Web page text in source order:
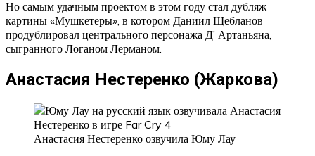
Но самым удачным проектом в этом году стал дубляж
картины «Мушкетеры», в котором Даниил Щебланов
продублировал центрального персонажа Д’ Артаньяна,
сыгранного Логаном Лерманом.
Анастасия Нестеренко (Жаркова)
Анастасия Нестеренко озвучила Юму Лау